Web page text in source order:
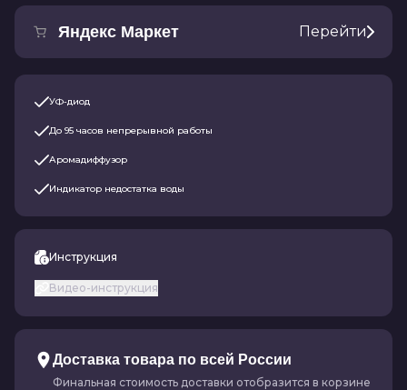
Яндекс Маркет Перейти
УФ-диод
До 95 часов непрерывной работы
Аромадиффузор
Индикатор недостатка воды
Инструкция
Видео-инструкция
Доставка товара по всей России
Финальная стоимость доставки отобразится в корзине